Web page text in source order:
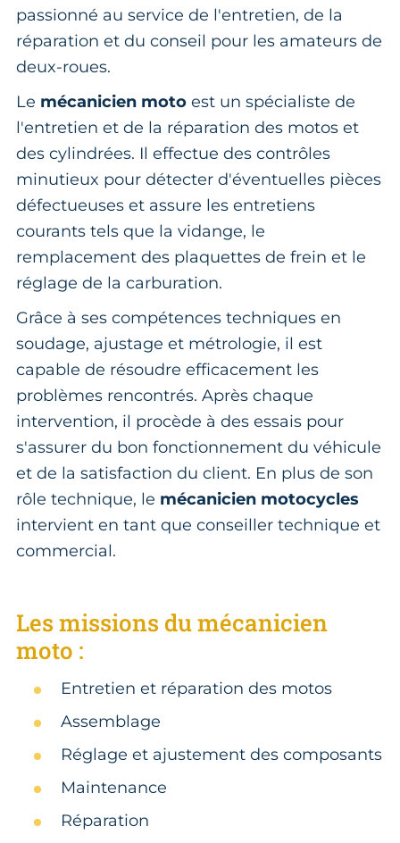
passionné au service de l'entretien, de la
réparation et du conseil pour les amateurs de
deux-roues.
Le mécanicien moto est un spécialiste de
l'entretien et de la réparation des motos et
des cylindrées. Il effectue des contrôles
minutieux pour détecter d'éventuelles pièces
défectueuses et assure les entretiens
courants tels que la vidange, le
remplacement des plaquettes de frein et le
réglage de la carburation.
Grâce à ses compétences techniques en
soudage, ajustage et métrologie, il est
capable de résoudre efficacement les
problèmes rencontrés. Après chaque
intervention, il procède à des essais pour
s'assurer du bon fonctionnement du véhicule
et de la satisfaction du client. En plus de son
rôle technique, le mécanicien motocycles
intervient en tant que conseiller technique et
commercial.
Les missions du mécanicien
moto :
Entretien et réparation des motos
Assemblage
Réglage et ajustement des composants
Maintenance
Réparation